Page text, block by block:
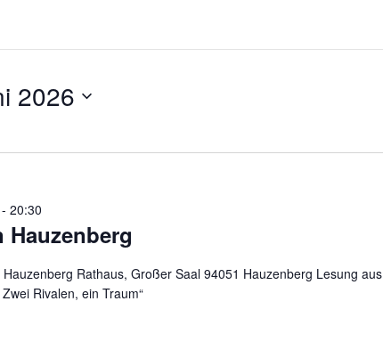
2026
Hauzenberg
- 20:30
Rathaus, Großer Saal 94051 Hauzenberg Lesung aus
Rivalen, ein Traum“